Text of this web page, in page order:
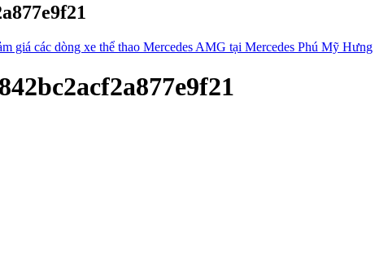
giá các dòng xe thể thao Mercedes AMG tại Mercedes Phú Mỹ Hưng